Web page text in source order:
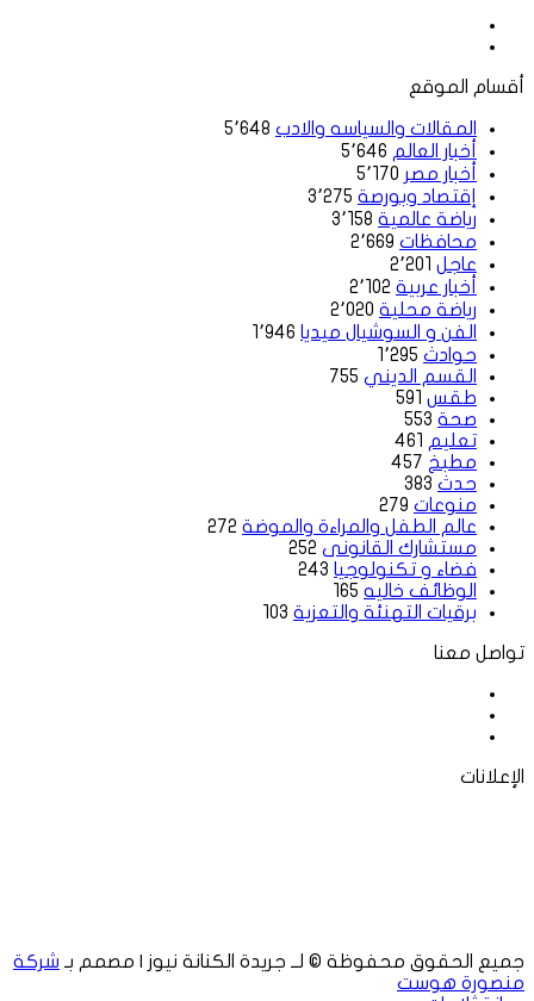
أقسام الموقع
المقالات والسياسه والادب 5٬648
أخبار العالم 5٬646
أخبار مصر 5٬170
إقتصاد وبورصة 3٬275
رياضة عالمية 3٬158
محافظات 2٬669
عاجل 2٬201
أخبار عربية 2٬102
رياضة محلية 2٬020
الفن و السوشيال ميديا 1٬946
حوادث 1٬295
القسم الديني 755
طقس 591
صحة 553
تعليم 461
مطبخ 457
حدث 383
منوعات 279
عالم الطفل والمراءة والموضة 272
مستشارك القانونى 252
فضاء و تكنولوجيا 243
الوظائف خاليه 165
برقيات التهنئة والتعزية 103
تواصل معنا
الإعلانات
جميع الحقوق محفوظة © لــ جريدة الكنانة نيوز | مصمم بـ شركة
منصورة هوست